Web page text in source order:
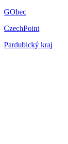
GObec
CzechPoint
Pardubický kraj